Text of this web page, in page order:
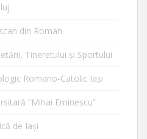
din Roman
Tineretului şi Sportului
Romano-Catolic Iaşi
”Mihai Eminescu”
de Iaşi